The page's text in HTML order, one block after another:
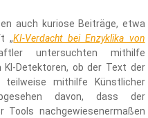
auch kuriose Beiträge, etwa
„KI-Verdacht bei Enzyklika von
untersuchten mithilfe
Detektoren, ob der Text der
teilweise mithilfe Künstlicher
davon, dass der
Tools nachgewiesenermaßen